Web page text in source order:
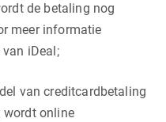
de betaling nog
meer informatie
iDeal;
van creditcardbetaling
wordt online